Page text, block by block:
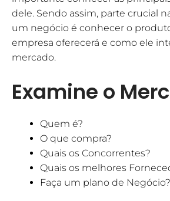
dele. Sendo assim, parte crucial
um negócio é conhecer o
empresa oferecerá e como ele
mercado.
Examine o
Quem é?
O que compra?
Quais os Concorrentes?
Quais os melhores
Faça um plano de Negócio?